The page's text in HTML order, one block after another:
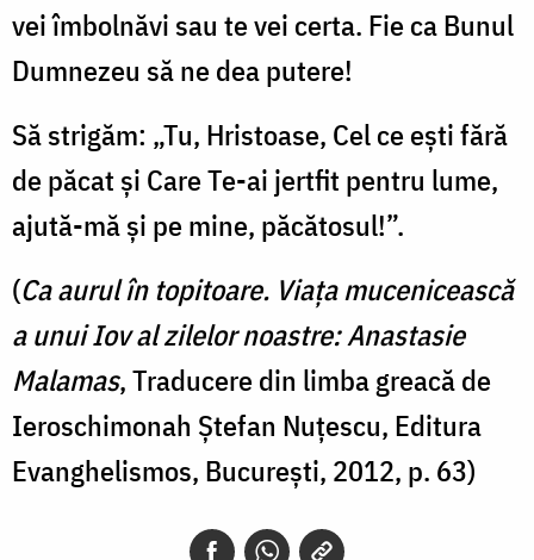
vei îmbolnăvi sau te vei certa. Fie ca Bunul
Dumnezeu să ne dea putere!
Să strigăm: „Tu, Hristoase, Cel ce ești fără
de păcat și Care Te-ai jertfit pentru lume,
ajută-mă și pe mine, păcătosul!”.
(Ca aurul în topitoare. Viața mucenicească
a unui Iov al zilelor noastre: Anastasie
Malamas, Traducere din limba greacă de
Ieroschimonah Ștefan Nuțescu, Editura
Evanghelismos, București, 2012, p. 63)